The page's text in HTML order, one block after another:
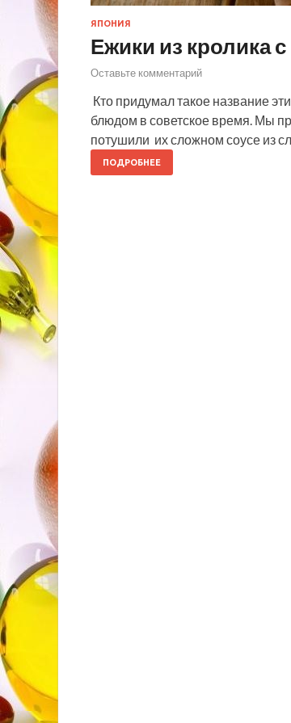
ЯПОНИЯ
Ежики из кролика с
Оставьте комментарий
Кто придумал такое название
блюдом в советское время. Мы
потушили их сложном соусе из
ПОДРОБНЕЕ